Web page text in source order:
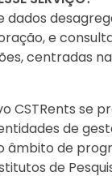
dados
e
centradas
CSTRents se
de
âmbito de
de